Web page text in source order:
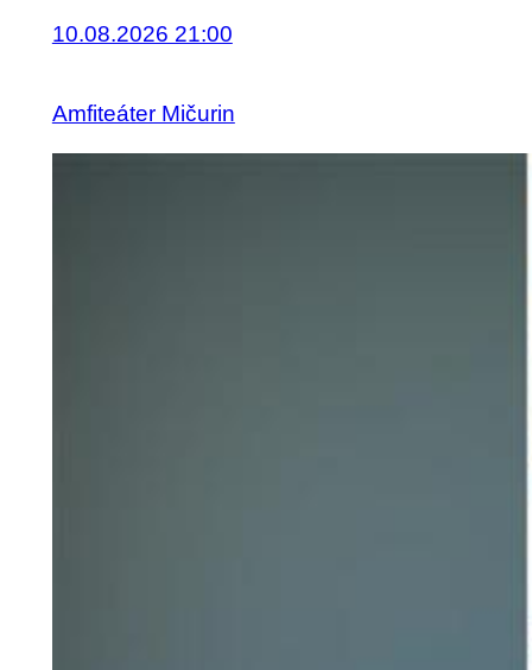
10.08.2026 21:00
Amfiteáter Mičurin